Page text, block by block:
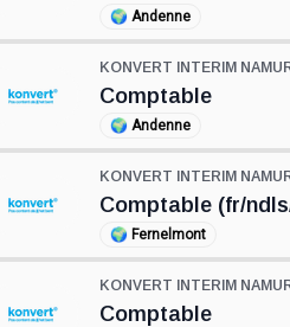
🌍 Andenne
KONVERT INTERIM
Comptable
🌍 Andenne
KONVERT INTERIM
Comptable (fr/
🌍 Fernelmont
KONVERT INTERIM
Comptable